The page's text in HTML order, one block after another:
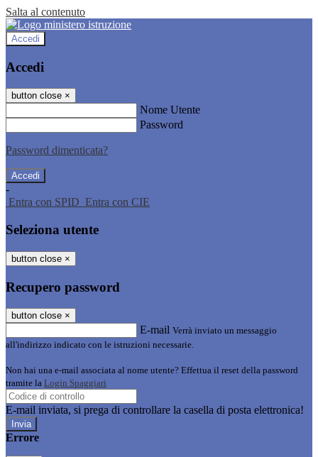
Salta al contenuto
Accedi
Accedi
button close ×
Nome Utente
Password
Password dimenticata?
-
Entra con SPID Entra con CIE
Seleziona utente
button close ×
Recupero password
button close ×
E-mail Verrà inviato un messaggio
all'indirizzo indicato con le istruzioni necessarie.
Non hai una e-mail associata al nome utente? Effettua il reset della password
tramite la Login Spaggiari
E-mail inviata, si prega di controllare la casella di posta elettronica!
Errore